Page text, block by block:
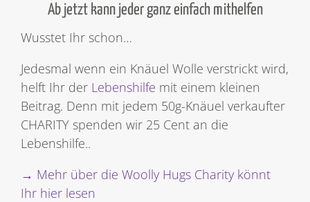
Ab jetzt kann jeder ganz einfach mithelfen
Wusstet Ihr schon…
Jedesmal wenn ein Knäuel Wolle verstrickt wird,
helft Ihr der Lebenshilfe mit einem kleinen
Beitrag. Denn mit jedem 50g-Knäuel verkaufter
CHARITY spenden wir 25 Cent an die
Lebenshilfe..
→ Mehr über die Woolly Hugs Charity könnt
Ihr hier lesen